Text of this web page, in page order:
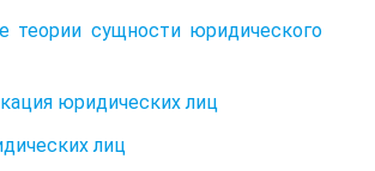
теории сущности юридического
юридических лиц
лиц